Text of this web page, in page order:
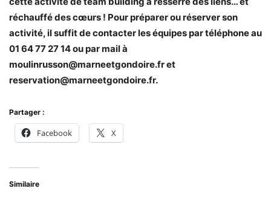
réchauffé des cœurs ! Pour préparer ou réserver son
activité, il suffit de contacter les équipes par téléphone au
01 64 77 27 14 ou par mail à
moulinrusson@marneetgondoire.fr et
reservation@marneetgondoire.fr.
Partager :
Facebook X
Similaire